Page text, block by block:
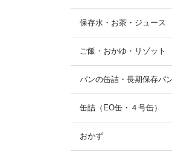
保存水・お茶・ジュース
ご飯・おかゆ・リゾット
パンの缶詰・長期保存パ
缶詰（EO缶・４号缶）
おかず